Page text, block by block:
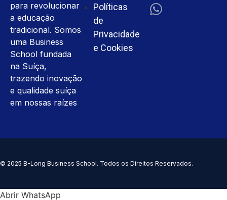
para revolucionar
a educação
tradicional. Somos
uma Business
School fundada
na Suíça,
trazendo inovação
e qualidade suíça
em nossas raízes
Políticas
de
Privacidade
e Cookies
© 2025 B-Long Business School. Todos os Direitos Reservados.
Abrir WhatsApp